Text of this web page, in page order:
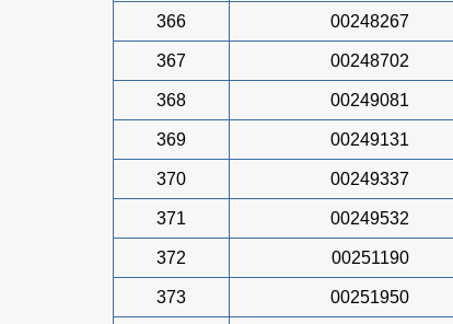
366 00248267
367 00248702
368 00249081
369 00249131
370 00249337
371 00249532
372 00251190
373 00251950